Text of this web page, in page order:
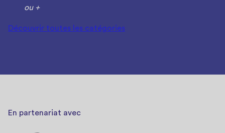
ou +
Découvrir toutes les catégories
En partenariat avec